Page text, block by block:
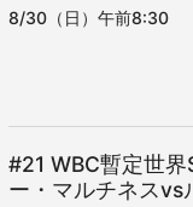
8/30（日）午前8:30
#21 WBC暫定世
ー・マルチネスvs